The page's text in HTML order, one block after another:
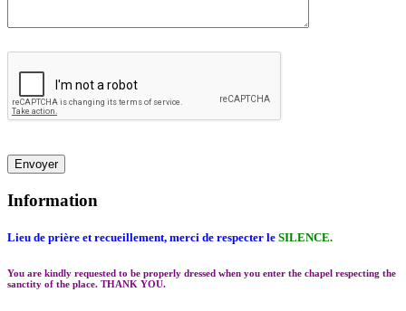
Information
Lieu de prière et recueillement, merci de respecter le SILENCE.
You are kindly requested to be properly dressed when you enter the chapel respecting the
sanctity of the place. THANK YOU.